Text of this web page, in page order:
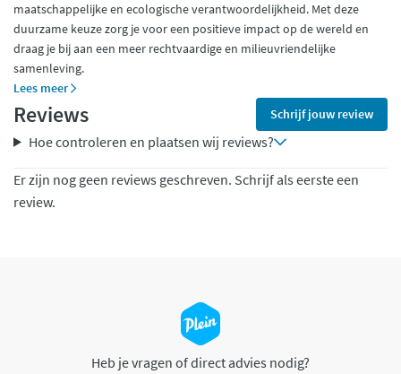
maatschappelijke en ecologische verantwoordelijkheid. Met deze
duurzame keuze zorg je voor een positieve impact op de wereld en
draag je bij aan een meer rechtvaardige en milieuvriendelijke
samenleving.
Lees meer
Reviews Schrijf jouw review
Hoe controleren en plaatsen wij reviews?
Er zijn nog geen reviews geschreven. Schrijf als eerste een
review.
Heb je vragen of direct advies nodig?